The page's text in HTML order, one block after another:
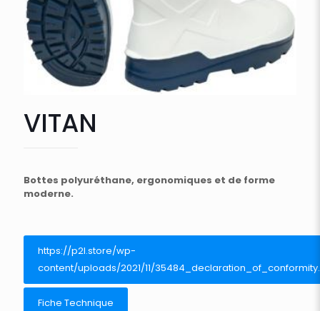
VITAN
Bottes polyuréthane, ergonomiques et de forme
moderne.
https://p2l.store/wp-
content/uploads/2021/11/
Fiche Technique